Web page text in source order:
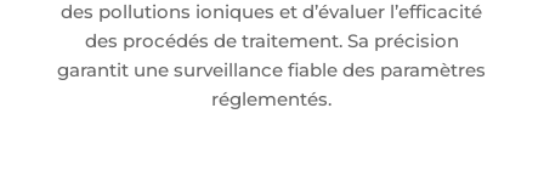
des pollutions ioniques et d’évaluer l’efficacité
des procédés de traitement. Sa précision
garantit une surveillance fiable des paramètres
réglementés.